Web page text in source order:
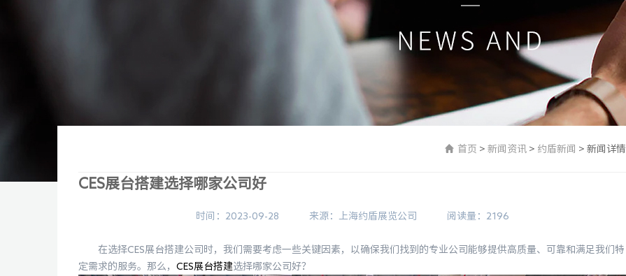
首页 > 新闻资讯 > 约盾新闻 > 新闻详情
CES展台搭建选择哪家公司好
时间：2023-09-28 来源：上海约盾展览公司 阅读量：2196
在选择CES展台搭建公司时，我们需要考虑一些关键因素，以确保我们找到的专业公司能够提供高质量、可靠和满足我们特
定需求的服务。那么， CES展台搭建选择哪家公司好？